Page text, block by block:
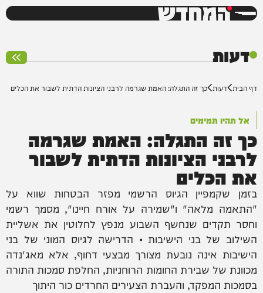
המחדש
דעות
דף הבית דעות כך זה התגלה: האמת שגרמה לרבני הציונות הדתית לשבור את הכלים
אל תהיו תמימים
כך זה התגלה: האמת שגרמה
לרבני הציונות הדתית לשבור
את הכלים
בזמן שקמפיין הגיוס הרשמי מפזר הבטחות שווא על
"התאמה מלאה" ו"שמירה על אורח חיינו", מסמך רשמי
וחסר תקדים שנחשף השבוע מנפץ לחלוטין את אשליית
השילוב של בני הישיבות • הדרישה לגיוס המוני של בני
הישיבות אינה נובעת מצורך מבצעי דחוף, אלא מאג'נדה
מכוונת של שבירת החומות הרוחניות, החלפת סמכות התורה
בסמכות המפקד, והעברת הצעירים החרדים כור היתוך